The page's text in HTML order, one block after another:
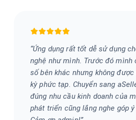
“Ứng dụng rất tốt dễ sử dụng
nghệ như mình. Trước đó mình
số bên khác nhưng không
kỳ phức tạp. Chuyển sang
đúng nhu cầu kinh doanh của
phát triển cũng lắng nghe góp